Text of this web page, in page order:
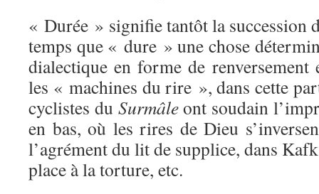
« Durée » signifie tantôt la succession
temps que « dure » une chose
dialectique en forme de renversement
les « machines du rire », dans cette
cyclistes du Surmâleont soudain
en bas, où les rires de Dieu
l’agrément du lit de supplice, dans
place à la torture, etc.